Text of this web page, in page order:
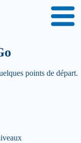
points de départ.